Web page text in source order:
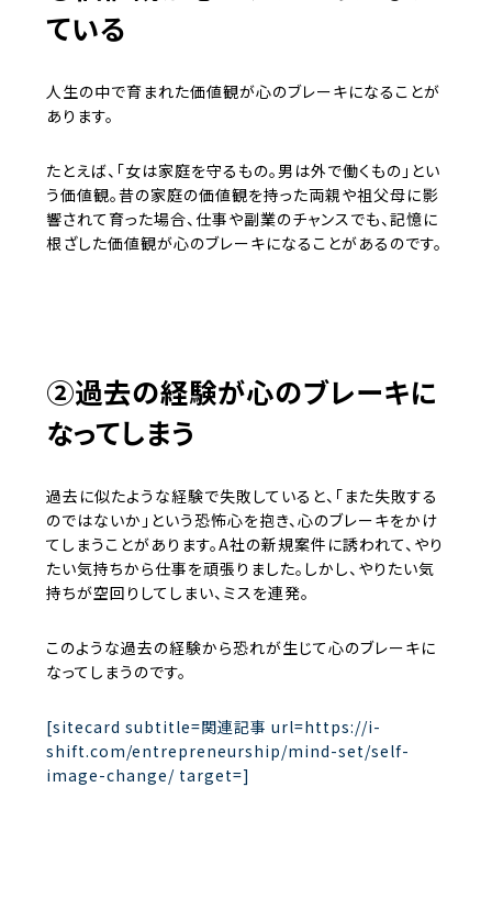
ている
人生の中で育まれた価値観が心のブレーキになることが
あります。
たとえば、「女は家庭を守るもの。男は外で働くもの」とい
う価値観。昔の家庭の価値観を持った両親や祖父母に影
響されて育った場合、仕事や副業のチャンスでも、記憶に
根ざした価値観が心のブレーキになることがあるのです。
②過去の経験が心のブレーキに
なってしまう
過去に似たような経験で失敗していると、「また失敗する
のではないか」という恐怖心を抱き、心のブレーキをかけ
てしまうことがあります。A社の新規案件に誘われて、やり
たい気持ちから仕事を頑張りました。しかし、やりたい気
持ちが空回りしてしまい、ミスを連発。
このような過去の経験から恐れが生じて心のブレーキに
なってしまうのです。
[sitecard subtitle=関連記事 url=https://i-
shift.com/entrepreneurship/mind-set/self-
image-change/ target=]